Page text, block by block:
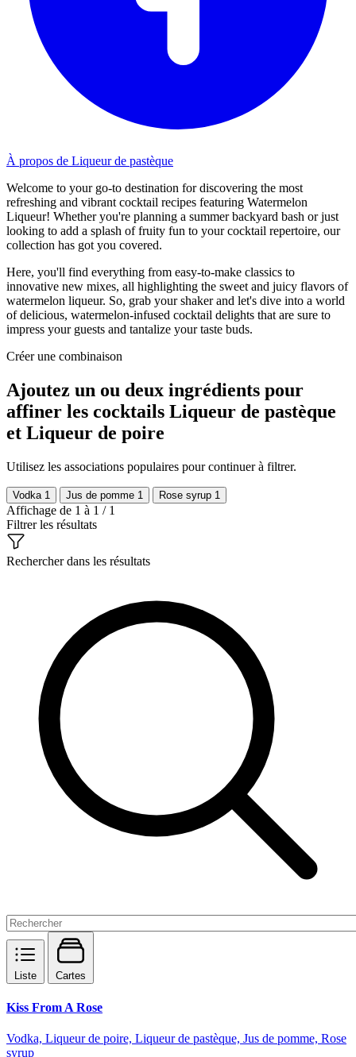
À propos de Liqueur de pastèque
Welcome to your go-to destination for discovering the most
refreshing and vibrant cocktail recipes featuring Watermelon
Liqueur! Whether you're planning a summer backyard bash or just
looking to add a splash of fruity fun to your cocktail repertoire, our
collection has got you covered.
Here, you'll find everything from easy-to-make classics to
innovative new mixes, all highlighting the sweet and juicy flavors of
watermelon liqueur. So, grab your shaker and let's dive into a world
of delicious, watermelon-infused cocktail delights that are sure to
impress your guests and tantalize your taste buds.
Créer une combinaison
Ajoutez un ou deux ingrédients pour
affiner les cocktails Liqueur de pastèque
et Liqueur de poire
Utilisez les associations populaires pour continuer à filtrer.
Vodka 1 Jus de pomme 1 Rose syrup 1
Affichage de 1 à 1 / 1
Filtrer les résultats
Rechercher dans les résultats
Liste Cartes
Kiss From A Rose
Vodka, Liqueur de poire, Liqueur de pastèque, Jus de pomme, Rose
syrup